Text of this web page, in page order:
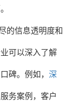
的信息透明度和
可以深入了解
碑。例如， 深
务案例，客户